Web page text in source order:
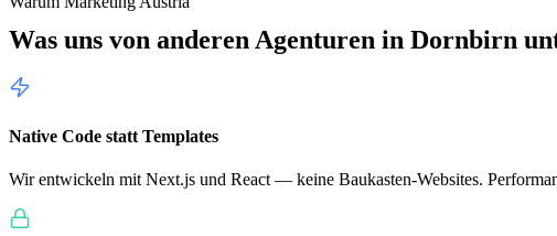
Was uns von anderen Agenturen in Dornbirn
Native Code statt Templates
Wir entwickeln mit Next.js und React — keine Baukasten-Websites.